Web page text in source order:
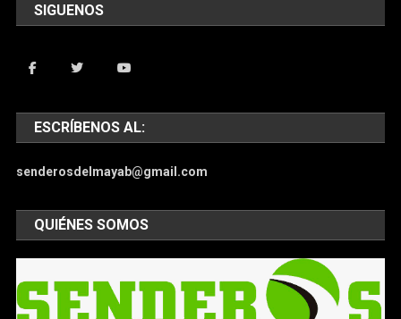
SIGUENOS
ESCRÍBENOS AL:
senderosdelmayab@gmail.com
QUIÉNES SOMOS